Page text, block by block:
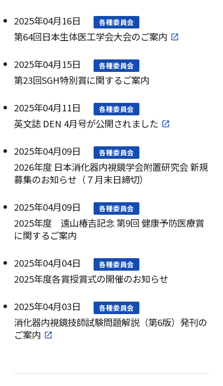
2025年04月16日 各種委員会
第64回日本生体医工学会大会のご案内
2025年04月15日 各種委員会
第23回SGH特別賞に関するご案内
2025年04月11日 各種委員会
英文誌 DEN 4月号が公開されました
2025年04月09日 各種委員会
2026年度 日本消化器内視鏡学会附置研究会 新規
募集のお知らせ（７月末日締切）
2025年04月09日 各種委員会
2025年度 遠山椿吉記念 第9回 健康予防医療賞
に関するご案内
2025年04月04日 各種委員会
2025年度各賞授賞式の開催のお知らせ
2025年04月03日 各種委員会
消化器内視鏡技師試験問題解説（第6版）発刊の
ご案内